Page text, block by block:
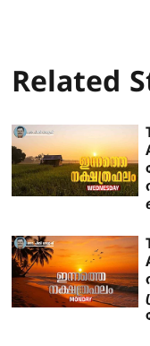
Related